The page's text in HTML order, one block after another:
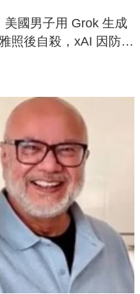
美國男子用 Grok 生成
照後自殺，xAI 因防護